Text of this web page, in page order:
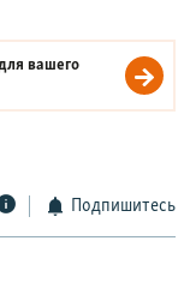
вашего
Подпишитесь